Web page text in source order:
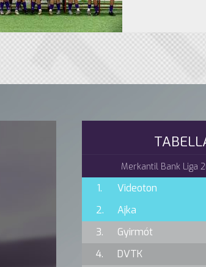
Merkantil Bank Liga
1. Videoton
2.
Ajka
3.
Gyirmót
4.
DVTK